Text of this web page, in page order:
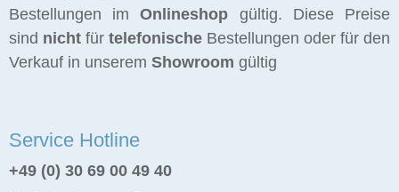
Bestellungen imOnlineshop gültig. Diese Preise
sind nicht für telefonische Bestellungen oder für den
Verkauf in unserem Showroom gültig
Service Hotline
+49 (0) 30 69 00 49 40